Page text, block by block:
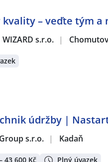
kvality – veďte tým a
s.r.o. |
údržby |
s.r.o. | Kadaň
43 600 Kč Plný úvazek